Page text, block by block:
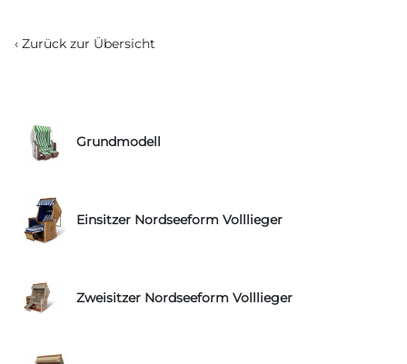
‹ Zurück zur Übersicht
Grundmodell
Einsitzer Nordseeform Volllieger
Zweisitzer Nordseeform Volllieger